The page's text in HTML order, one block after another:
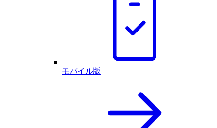
モバイル版